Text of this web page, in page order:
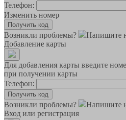
Телефон:
Изменить номер
Возникли проблемы?
Напишите
Добавление карты
Для добавления карты введите
при получении карты
Телефон:
Возникли проблемы?
Напишите
Вход или регистрация